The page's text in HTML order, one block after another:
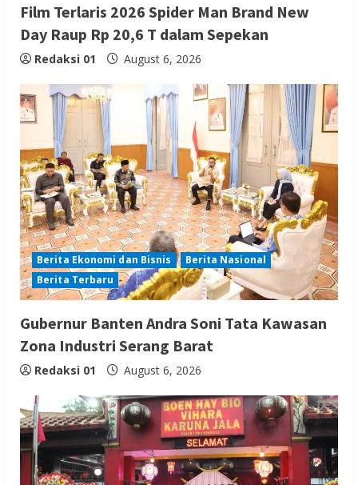
Film Terlaris 2026 Spider Man Brand New
Day Raup Rp 20,6 T dalam Sepekan
Redaksi 01 August 6, 2026
Berita Ekonomi dan Bisnis
Berita Nasional
Berita Terbaru
Gubernur Banten Andra Soni Tata Kawasan
Zona Industri Serang Barat
Redaksi 01 August 6, 2026